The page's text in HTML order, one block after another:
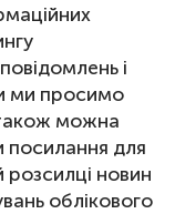
і
ми просимо
можна
посилання для
розсилці новин
облікового